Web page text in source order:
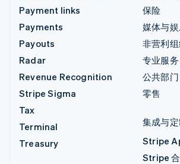
Payment links
Payments
Payouts
Radar
Revenue Recognition
Stripe Sigma
Tax
Terminal
Treasury
保险
媒体与
非营利
专业服务
公共部门
零售
集成与
Stripe
Stripe